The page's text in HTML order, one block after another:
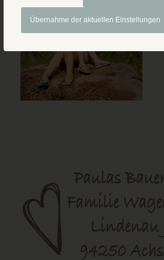
Übernahme der aktuellen Einstellungen